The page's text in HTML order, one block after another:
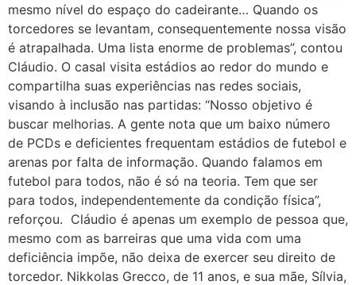
mesmo nível do espaço do cadeirante… Quando os
torcedores se levantam, consequentemente nossa visão
é atrapalhada. Uma lista enorme de problemas”, contou
Cláudio. O casal visita estádios ao redor do mundo e
compartilha suas experiências nas redes sociais,
visando à inclusão nas partidas: “Nosso objetivo é
buscar melhorias. A gente nota que um baixo número
de PCDs e deficientes frequentam estádios de futebol e
arenas por falta de informação. Quando falamos em
futebol para todos, não é só na teoria. Tem que ser
para todos, independentemente da condição física”,
reforçou. Cláudio é apenas um exemplo de pessoa que,
mesmo com as barreiras que uma vida com uma
deficiência impõe, não deixa de exercer seu direito de
torcedor. Nikkolas Grecco, de 11 anos, e sua mãe, Sílvia,